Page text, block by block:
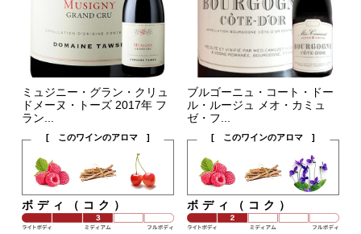
ミュジニー・グラン・クリュ
ドメーヌ・トーズ 2017年 フ
ラン...
[ このワインのアロマ ]
ボディ（コク）
ブルゴーニュ・コート・ドー
ル・ルージュ メオ・カミュ
ゼ・フ...
[ このワインのアロマ ]
ボディ（コク）